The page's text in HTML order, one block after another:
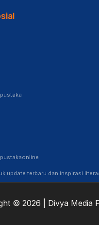
update terbaru dan inspirasi
© 2026 | Divya Media